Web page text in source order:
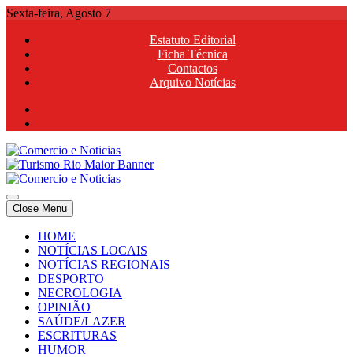
Skip
content
Sexta-feira, Agosto 7
Estatuto Editorial
Ficha Técnica
Contactos
Arquivo Notícias
Comercio e Noticias
Notícias e Publicidade Online
Comercio e Noticias
Notícias e Publicidade Online
Close Menu
HOME
NOTÍCIAS LOCAIS
NOTÍCIAS REGIONAIS
DESPORTO
NECROLOGIA
OPINIÃO
SAÚDE/LAZER
ESCRITURAS
HUMOR